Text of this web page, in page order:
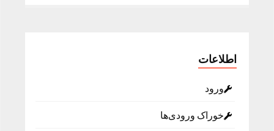
اطلاعات
ورود
خوراک ورودی‌ها